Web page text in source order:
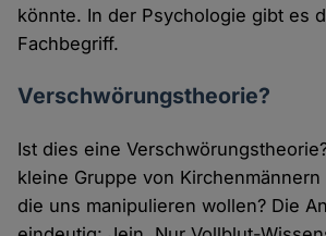
könnte. In der Psychologie gibt es
Fachbegriff.
Verschwörungstheorie?
Ist dies eine
kleine Gruppe von
die uns manipulieren wollen? Die